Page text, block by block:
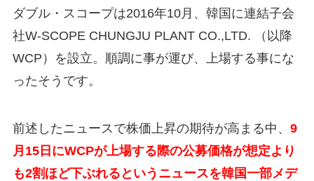
ダブル・スコープは2016年10月、韓国に連結子会
社W-SCOPE CHUNGJU PLANT CO.,LTD. （以降
WCP）を設立。順調に事が運び、上場する事にな
ったそうです。
前述したニュースで株価上昇の期待が高まる中、 9
月15日にWCPが上場する際の公募価格が想定より
も2割ほど下ぶれるというニュースを韓国一部メデ